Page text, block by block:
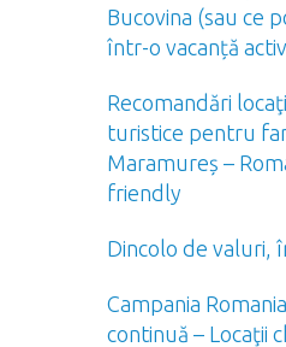
Bucovina (sau ce
într-o vacanță
Recomandări
turistice pentru
Maramureș –
friendly
Dincolo de valuri,
Campania
continuă – Locaţii